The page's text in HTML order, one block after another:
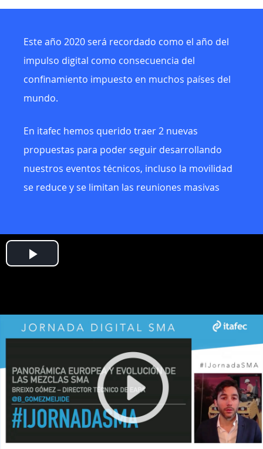
Este año 2020 será recordado como el año del
impulso digital como consecuencia del
confinamiento impuesto en muchos países del
mundo.
En itafec hemos querido traer 2 nuevas
propuestas para poder seguir desarrollando
nuestros eventos técnicos, incluso la movilidad
se reduce y se limitan las reuniones masivas
Play